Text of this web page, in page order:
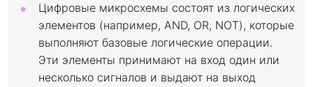
Цифровые микросхемы состоят из логических
элементов (например, AND, OR, NOT), которые
выполняют базовые логические операции.
Эти элементы принимают на вход один или
несколько сигналов и выдают на выход